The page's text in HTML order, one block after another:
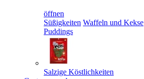
öffnen
Süßigkeiten Waffeln und Kekse
Puddings
Salzige Köstlichkeiten